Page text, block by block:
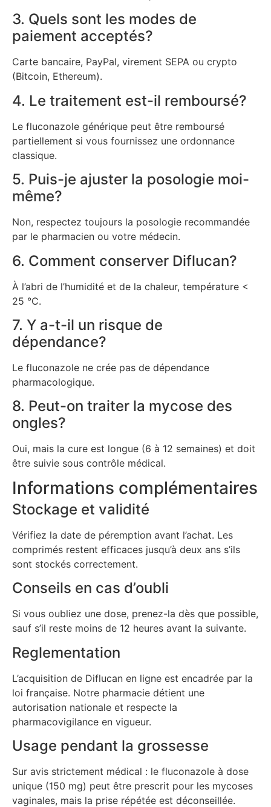
3. Quels sont les modes de
paiement acceptés?
Carte bancaire, PayPal, virement SEPA ou crypto
(Bitcoin, Ethereum).
4. Le traitement est-il remboursé?
Le fluconazole générique peut être remboursé
partiellement si vous fournissez une ordonnance
classique.
5. Puis-je ajuster la posologie moi-
même?
Non, respectez toujours la posologie recommandée
par le pharmacien ou votre médecin.
6. Comment conserver Diflucan?
À l’abri de l’humidité et de la chaleur, température <
25 °C.
7. Y a-t-il un risque de
dépendance?
Le fluconazole ne crée pas de dépendance
pharmacologique.
8. Peut-on traiter la mycose des
ongles?
Oui, mais la cure est longue (6 à 12 semaines) et doit
être suivie sous contrôle médical.
Informations complémentaires
Stockage et validité
Vérifiez la date de péremption avant l’achat. Les
comprimés restent efficaces jusqu’à deux ans s’ils
sont stockés correctement.
Conseils en cas d’oubli
Si vous oubliez une dose, prenez-la dès que possible,
sauf s’il reste moins de 12 heures avant la suivante.
Reglementation
L’acquisition de Diflucan en ligne est encadrée par la
loi française. Notre pharmacie détient une
autorisation nationale et respecte la
pharmacovigilance en vigueur.
Usage pendant la grossesse
Sur avis strictement médical : le fluconazole à dose
unique (150 mg) peut être prescrit pour les mycoses
vaginales, mais la prise répétée est déconseillée.